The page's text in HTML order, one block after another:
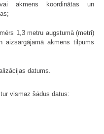
akmens koordinātas un
1,3 metru augstumā (metri)
akmens tilpums
datums.
vismaz šādus datus: